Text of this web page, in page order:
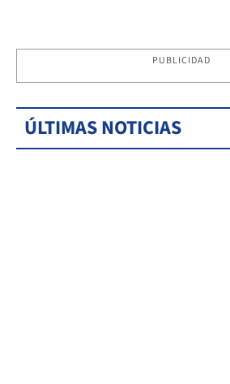
PUBLICIDAD
ÚLTIMAS NOTICIAS